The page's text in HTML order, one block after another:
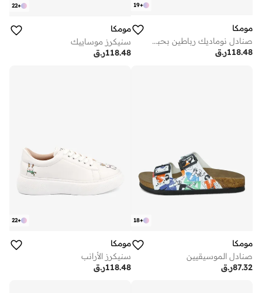
+
19
مومكا
صنادل نوماديك رباطين بحبل بيج بستو
ر.ق118.48
+
22
مومكا
سنيكرز موساييك
ر.ق118.48
+
18
مومكا
صنادل الموسيقيين
ر.ق87.32
+
22
مومكا
سنيكرز الأرانب
ر.ق118.48